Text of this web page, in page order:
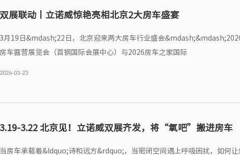
双展联动丨立诺威惊艳亮相北京2大房车盛宴
3月19日&mdash;22日，北京迎来两大房车行业盛会
房车露营展览会（首钢国际会展中心）与2026房车之家国际
2026-03-23
3.19-3.22 北京见！立诺威双展齐发，将“氧吧”搬进房车
当房车承载着&ldquo;诗和远方&rdquo;，当密闭空间遇上呼吸困扰，如何让